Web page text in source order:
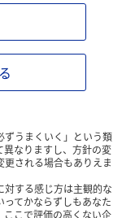
ずうまくいく」という類
なりますし、方針の変
される場合もありえま
対する感じ方は主観的な
てかならずしもあなた
こで評価の高くない企